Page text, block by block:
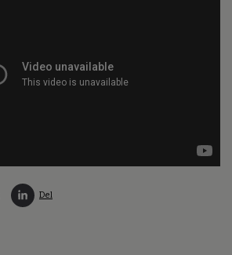
Del